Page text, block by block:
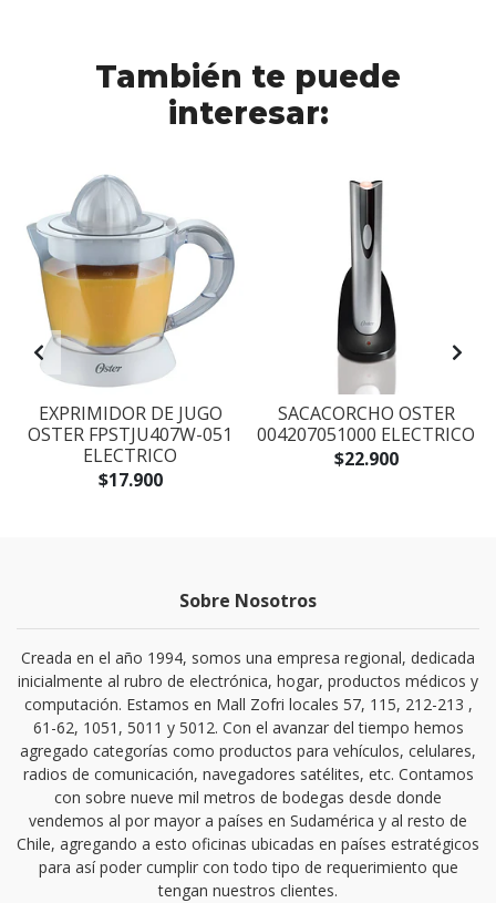
También te puede
interesar:
EXPRIMIDOR DE JUGO
OSTER FPSTJU407W-051
ELECTRICO
$17.900
SACACORCHO OSTER
004207051000 ELECTRICO
$22.900
Sobre Nosotros
Creada en el año 1994, somos una empresa regional, dedicada
inicialmente al rubro de electrónica, hogar, productos médicos y
computación. Estamos en Mall Zofri locales 57, 115, 212-213 ,
61-62, 1051, 5011 y 5012. Con el avanzar del tiempo hemos
agregado categorías como productos para vehículos, celulares,
radios de comunicación, navegadores satélites, etc. Contamos
con sobre nueve mil metros de bodegas desde donde
vendemos al por mayor a países en Sudamérica y al resto de
Chile, agregando a esto oficinas ubicadas en países estratégicos
para así poder cumplir con todo tipo de requerimiento que
tengan nuestros clientes.